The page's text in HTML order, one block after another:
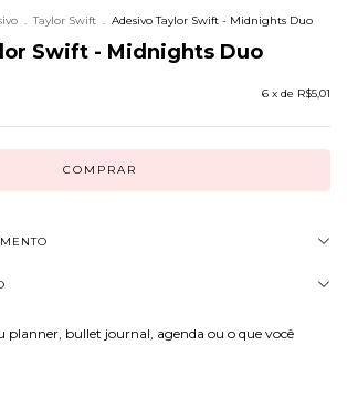
. Taylor Swift . Adesivo Taylor Swift - Midnights Duo
Swift - Midnights Duo
6 x de R$5,01
planner, bullet journal, agenda ou o que você